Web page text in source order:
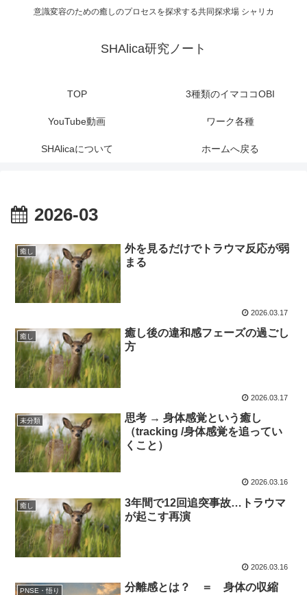
意識変容のための癒しのプロセスを探求する共同探求場 シャリカ
SHAlica研究ノート
TOP 3種類のイマココOBI
YouTube動画 ワーク各種
SHAlicaについて ホームへ戻る
2026-03
癒し
外を見るだけでトラウマ反応が弱
まる
2026.03.17
癒し
癒し後の違和感フェーズの過ごし
方
2026.03.17
未分類
思考 → 身体感覚という癒し
（tracking /身体感覚を追ってい
くこと）
2026.03.16
癒し
3年間で12回追突事故…トラウマ
が起こす再演
2026.03.16
PNSE・悟り 分離感とは？ ＝ 身体の収縮